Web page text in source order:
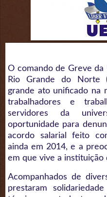
O comando de Greve da
Rio Grande do Norte
grande ato unificado na
trabalhadores e
servidores da
oportunidade para
acordo salarial feito
ainda em 2014, e a
em que vive a instituição
Acompanhados de
prestaram